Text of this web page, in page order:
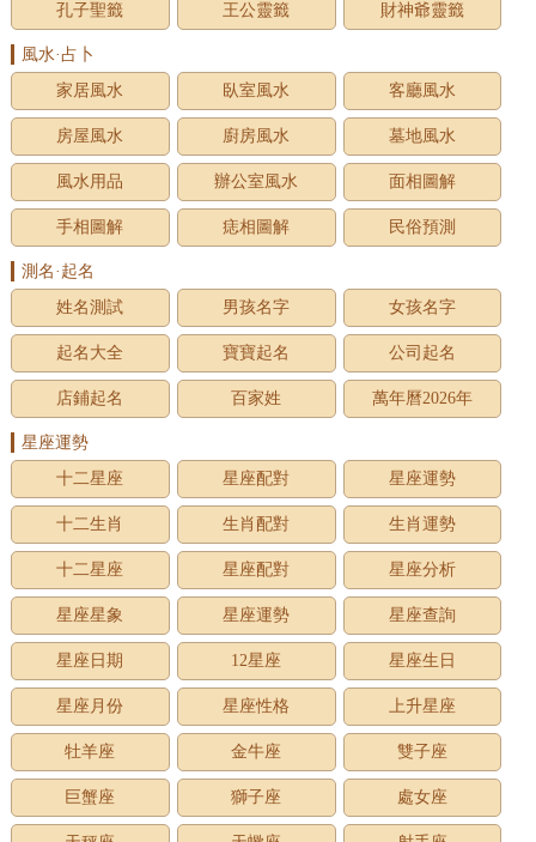
孔子聖籤 王公靈籤 財神爺靈籤
風水·占卜
家居風水
臥室風水 客廳風水
房屋風水 廚房風水 墓地風水
風水用品 辦公室風水 面相圖解
手相圖解 痣相圖解 民俗預測
測名·起名
姓名測試
男孩名字 女孩名字
起名大全 寶寶起名 公司起名
店鋪起名 百家姓 萬年曆2026年
星座運勢
十二星座
星座配對 星座運勢
十二生肖 生肖配對 生肖運勢
十二星座 星座配對 星座分析
星座星象 星座運勢 星座查詢
星座日期 12星座 星座生日
星座月份 星座性格 上升星座
牡羊座 金牛座 雙子座
巨蟹座 獅子座 處女座